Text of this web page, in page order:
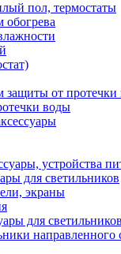
пол, термостаты
обогрева
защиты от
воды
устройства
для светильников
экраны
для светильников
направленного